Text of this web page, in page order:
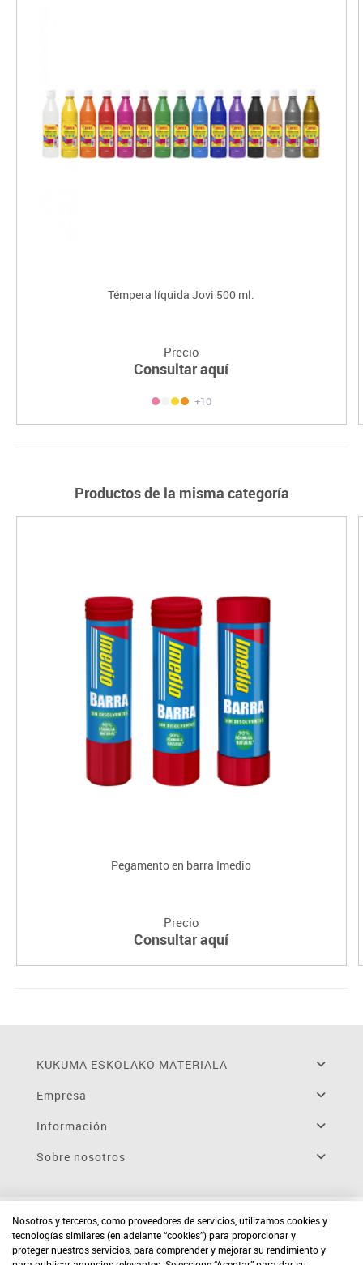
Témpera líquida Jovi 500 ml.
Precio
Consultar aquí
+10
Productos de la misma categoría
Pegamento en barra Imedio
Precio
Consultar aquí
KUKUMA ESKOLAKO MATERIALA
Empresa
Información
Sobre nosotros
Nosotros y terceros, como proveedores de servicios, utilizamos cookies y
tecnologías similares (en adelante “cookies”) para proporcionar y
proteger nuestros servicios, para comprender y mejorar su rendimiento y